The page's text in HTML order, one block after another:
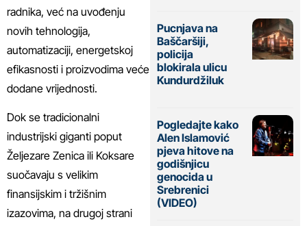
radnika, već na uvođenju
novih tehnologija,
automatizaciji, energetskoj
efikasnosti i proizvodima veće
dodane vrijednosti.
Dok se tradicionalni
industrijski giganti poput
Željezare Zenica ili Koksare
suočavaju s velikim
finansijskim i tržišnim
izazovima, na drugoj strani
Pucnjava na
Baščaršiji,
policija
blokirala ulicu
Kundurdžiluk
Pogledajte kako
Alen Islamović
pjeva hitove na
godišnjicu
genocida u
Srebrenici
(VIDEO)